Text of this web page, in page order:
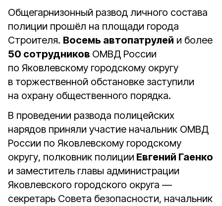
Общегарнизонный развод личного состава
полиции прошёл на площади города
Строителя. Восемь автопатрулей и более
50 сотрудников ОМВД России
по Яковлевскому городскому округу
в торжественной обстановке заступили
на охрану общественного порядка.
В проведении развода полицейских
нарядов приняли участие начальник ОМВД
России по Яковлевскому городскому
округу, полковник полиции Евгений Гаенко
и заместитель главы администрации
Яковлевского городского округа —
секретарь Совета безопасности, начальник